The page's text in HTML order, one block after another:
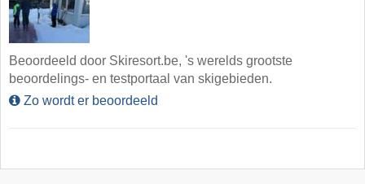
Beoordeeld door Skiresort.be, 's werelds grootste
beoordelings- en testportaal van skigebieden.
Zo wordt er beoordeeld